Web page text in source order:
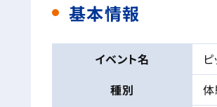
基本情報
イベント名
種別